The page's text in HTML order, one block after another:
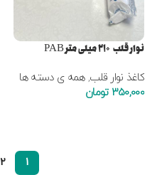
نوار قلب ۲۱۰ میلی متر PAB
کاغذ نوار قلب,همه ی دسته ها
350,000 تومان
1
2